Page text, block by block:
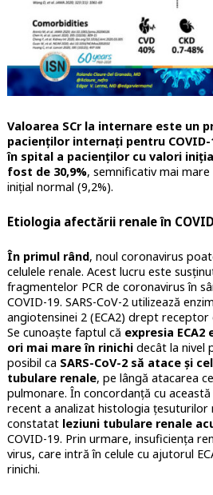
Valoarea SCr la internare este un
pacienților internați pentru COVID-
în spital a pacienților cu valori
fost de 30,9%, semnificativ mai
inițial normal (9,2%).
Etiologia afectării renale în
În primul rând, noul coronavirus
celulele renale. Acest lucru este
fragmentelor PCR de coronavirus în
COVID-19. SARS-CoV-2 utilizează
angiotensinei 2 (ECA2) drept
Se cunoaște faptul că expresia ECA2
ori mai mare în rinichidecât la nivel
posibil ca SARS-CoV-2 să atace și
tubulare renale, pe lângă atacarea
pulmonare. În concordanță cu
recent a analizat histologia țesuturilor
constatat leziuni tubulare renale
COVID-19. Prin urmare, insuficiența
virus, care intră în celule cu ajutorul
rinichi.